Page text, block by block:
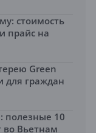
стоимость
прайс на
Green
для граждан
полезные 10
во Вьетнам